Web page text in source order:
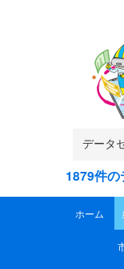
1879件
ホーム